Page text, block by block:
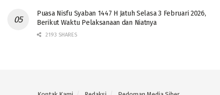
Puasa Nisfu Syaban 1447 H Jatuh Selasa 3 Februari 2026,
Berikut Waktu Pelaksanaan dan Niatnya
2193 SHARES